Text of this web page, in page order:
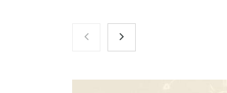
Zoomex mejora su Strategy Center
con herramientas avanzadas para